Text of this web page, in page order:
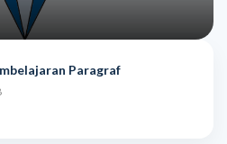
Paragraf